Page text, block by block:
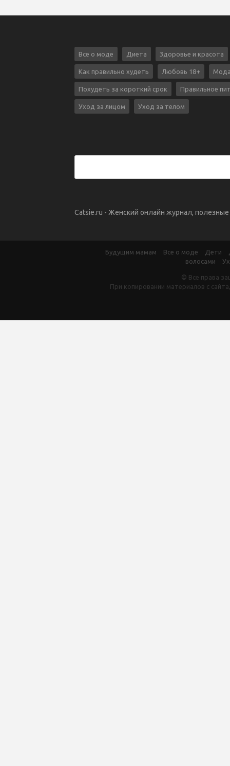
Все о моде Диета Здоровье и красота
Как правильно худеть Любовь 18+
Похудеть за короткий срок Правильное
Уход за лицом Уход за телом
Catsie.ru - Женский онлайн журнал,
Будущим мамам Все о моде Дети
волосами
© Все права
При копировании материалов с